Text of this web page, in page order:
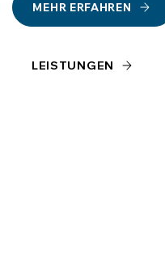
MEHR ERFAHREN
LEISTUNGEN